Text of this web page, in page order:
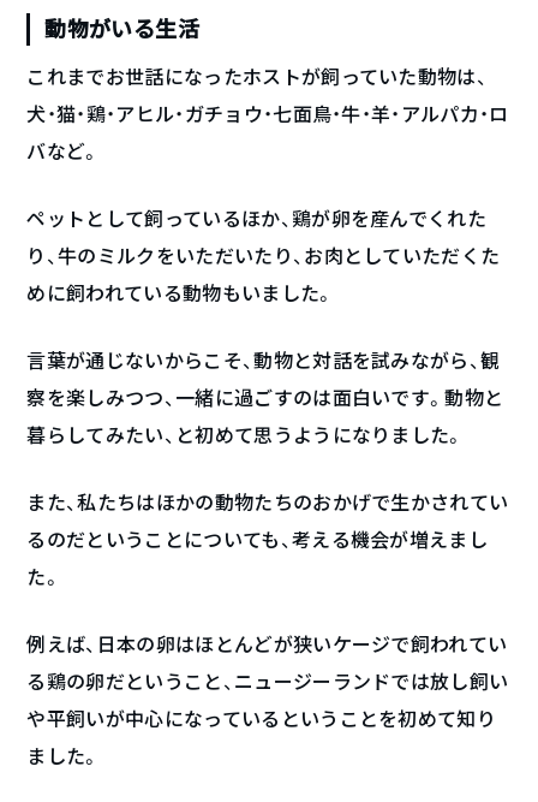
動物がいる生活
これまでお世話になったホストが飼っていた動物は、
犬・猫・鶏・アヒル・ガチョウ・七面鳥・牛・羊・アルパカ・ロ
バなど。
ペットとして飼っているほか、鶏が卵を産んでくれた
り、牛のミルクをいただいたり、お肉としていただくた
めに飼われている動物もいました。
言葉が通じないからこそ、動物と対話を試みながら、観
察を楽しみつつ、一緒に過ごすのは面白いです。動物と
暮らしてみたい、と初めて思うようになりました。
また、私たちはほかの動物たちのおかげで生かされてい
るのだということについても、考える機会が増えまし
た。
例えば、日本の卵はほとんどが狭いケージで飼われてい
る鶏の卵だということ、ニュージーランドでは放し飼い
や平飼いが中心になっているということを初めて知り
ました。